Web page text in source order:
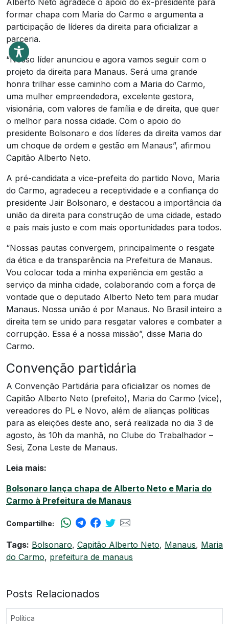
Alberto Neto agradece o apoio do ex-presidente para
formar chapa com Maria do Carmo e argumenta a
participação de líderes da direita para oficializar a
parceria.
“Nosso líder anunciou e agora vamos seguir com o
projeto da direita para Manaus. Será uma grande
honra trilhar esse caminho com a Maria do Carmo,
uma mulher empreendedora, excelente gestora,
visionária, com valores de família e de direita, que quer
o melhor para nossa cidade. Com o apoio do
presidente Bolsonaro e dos líderes da direita vamos dar
um choque de ordem e gestão em Manaus”, afirmou
Capitão Alberto Neto.
A pré-candidata a vice-prefeita do partido Novo, Maria
do Carmo, agradeceu a receptividade e a confiança do
presidente Jair Bolsonaro, e destacou a importância da
união da direita para construção de uma cidade, estado
e país mais justo e com mais oportunidades para todos.
“Nossas pautas convergem, principalmente o resgate
da ética e da transparência na Prefeitura de Manaus.
Vou colocar toda a minha experiência em gestão a
serviço da minha cidade, colaborando com a força de
vontade que o deputado Alberto Neto tem para mudar
Manaus. Nossa união é por Manaus. No Brasil inteiro a
direita tem se unido para resgatar valores e combater a
corrupção. Essa é a nossa missão”, disse Maria do
Carmo.
Convenção partidária
A Convenção Partidária para oficializar os nomes de
Capitão Alberto Neto (prefeito), Maria do Carmo (vice),
vereadores do PL e Novo, além de alianças políticas
para as eleições deste ano, será realizada no dia 3 de
agosto, às 10h da manhã, no Clube do Trabalhador –
Sesi, Zona Leste de Manaus.
Leia mais:
Bolsonaro lança chapa de Alberto Neto e Maria do
Carmo à Prefeitura de Manaus
Compartilhe:
Tags: Bolsonaro, Capitão Alberto Neto, Manaus, Maria
do Carmo, prefeitura de manaus
Posts Relacionados
Política